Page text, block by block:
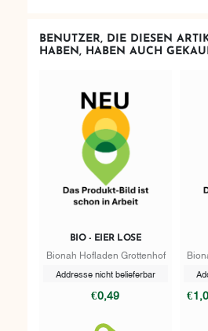
BENUTZER, DIE DIESEN
HABEN, HABEN AUCH
BIO - EIER LOSE
Bionah Hofladen Grottenhof
Addresse nicht belieferbar
€0,49